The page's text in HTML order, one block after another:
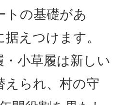
トの基礎があ
えつけます。
小草履は新しい
えられ、村の守